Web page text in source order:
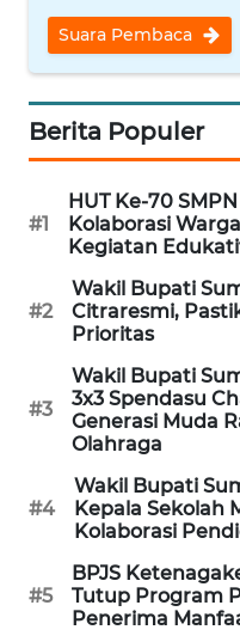
Suara Pembaca
Berita Populer
#1
HUT Ke-70
Kolaborasi
Kegiatan
#2
Wakil Bupati
Citraresmi,
Prioritas
#3
Wakil Bupati
3x3 Spendasu
Generasi Muda
Olahraga
#4
Wakil Bupati
Kepala Sekolah
Kolaborasi
#5
BPJS
Tutup Program
Penerima
WN
PRIANGAN
WN
WN
SOLO
WN
BOROBUDUR
WN
MADURA
WN
SURABAYA
WN
NATUNA